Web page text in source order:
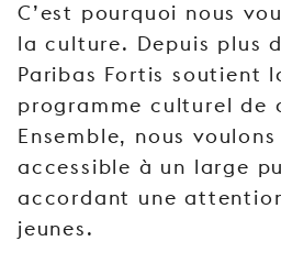
C’est pourquoi nous
la culture. Depuis plus
Paribas Fortis soutient
programme culturel de
Ensemble, nous
accessible à un large
accordant une
jeunes.